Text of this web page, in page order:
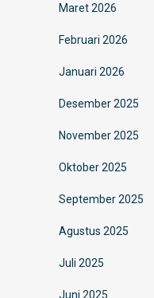
Maret 2026
Februari 2026
Januari 2026
Desember 2025
November 2025
Oktober 2025
September 2025
Agustus 2025
Juli 2025
Juni 2025